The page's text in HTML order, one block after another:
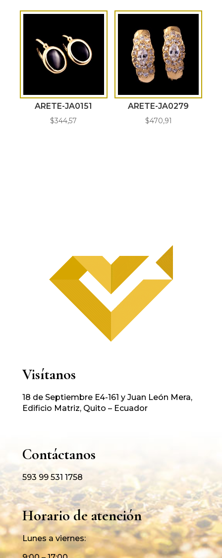
ARETE-JA0151
$344,57
ARETE-JA0279
$470,91
Visítanos
18 de Septiembre E4-161 y Juan León Mera,
Edificio Matriz, Quito – Ecuador
Contáctanos
593 99 531 1758
Horario de atención
Lunes a viernes: